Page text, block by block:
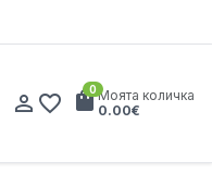
person_outline favorite_border shopping_bag
0Моята количка
0.00€